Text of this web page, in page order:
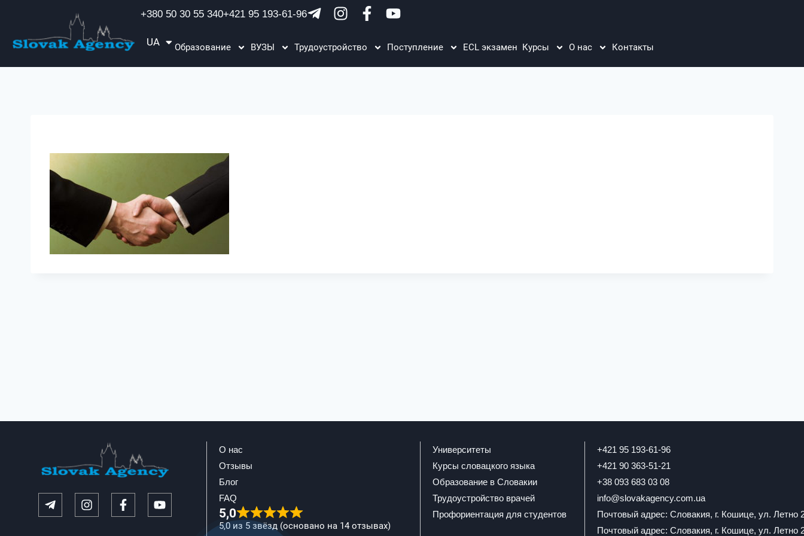
+380 50 30 55 340+421 95 193-61-96
UA
EN Образование ВУЗЫ Трудоустройство Поступление ECL экзамен Курсы О нас Контакты
О нас
Отзывы
Блог
FAQ
5,0
5,0 из 5 звёзд (основано на 14 отзывах)
Университеты
Курсы словацкого языка
Образование в Словакии
Трудоустройство врачей
Профориентация для студентов
+421 95 193-61-96
+421 90 363-51-21
+38 093 683 03 08
info@slovakagency.com.ua
Почтовый адрес: Словакия, г. Кошице, ул. Летно
Почтовый адрес: Словакия, г. Кошице, ул. Летно